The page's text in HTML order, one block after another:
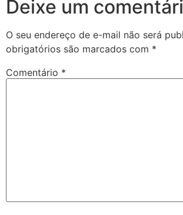
Deixe um
O seu endereço de e-mail não será
obrigatórios são marcados com *
Comentário *